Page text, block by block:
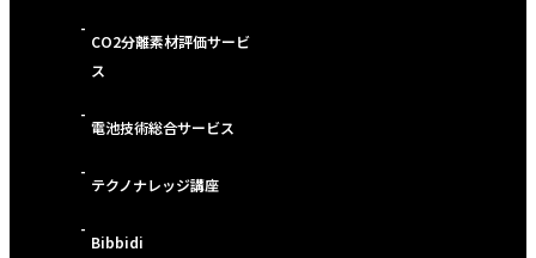
-
CO2分離素材評価サービ
ス
-
電池技術総合サービス
-
テクノナレッジ講座
-
Bibbidi